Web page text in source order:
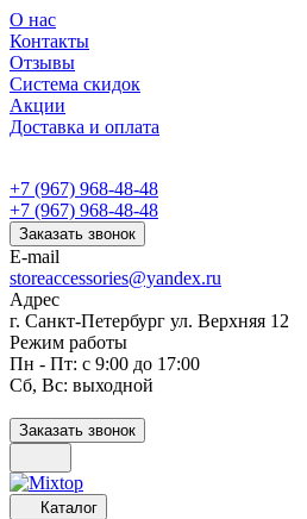
О нас
Контакты
Отзывы
Система скидок
Акции
Доставка и оплата
+7 (967) 968-48-48
+7 (967) 968-48-48
Заказать звонок
E-mail
storeaccessories@yandex.ru
Адрес
г. Санкт-Петербург ул. Верхняя 12
Режим работы
Пн - Пт: с 9:00 до 17:00
Сб, Вс: выходной
Заказать звонок
Каталог